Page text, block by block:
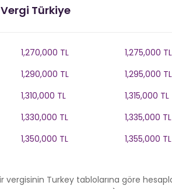
Türkiye
1,270,000 TL 1,275,000 TL
1,290,000 TL 1,295,000 TL
1,310,000 TL 1,315,000 TL
1,330,000 TL 1,335,000 TL
1,350,000 TL 1,355,000 TL
vergisinin Turkey tablolarına göre